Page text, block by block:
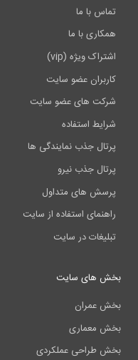
تماس با ما
همکاری با ما
اشتراک ویژه (vip)
کاربران عضو سایت
شرکت های عضو سایت
شرایط استفاده
پرتال جذب نمایندگی ها
پرتال جذب نیرو
پرسش های متداول
راهنمای استفاده از سایت
تبلیغات در سایت
بخش های سایت
بخش عمران
بخش معماری
بخش طراحی عملکردی